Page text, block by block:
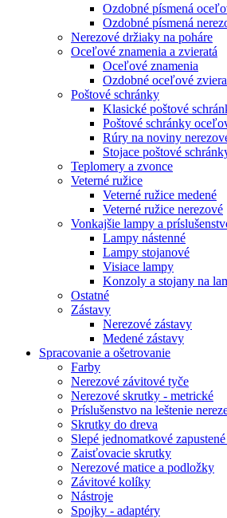
Ozdobné písmená
Ozdobné písmená
Nerezové držiaky na poháre
Oceľové znamenia a zvieratá
Oceľové znamenia
Ozdobné oceľové
Poštové schránky
Klasické poštové
Poštové schránky
Rúry na noviny
Stojace poštové
Teplomery a zvonce
Veterné ružice
Veterné ružice medené
Veterné ružice nerezové
Vonkajšie lampy a
Lampy nástenné
Lampy stojanové
Visiace lampy
Konzoly a stojany na
Ostatné
Zástavy
Nerezové zástavy
Medené zástavy
Spracovanie a ošetrovanie
Farby
Nerezové závitové tyče
Nerezové skrutky - metrické
Príslušenstvo na leštenie
Skrutky do dreva
Slepé jednomatkové
Zaisťovacie skrutky
Nerezové matice a podložky
Závitové kolíky
Nástroje
Spojky - adaptéry